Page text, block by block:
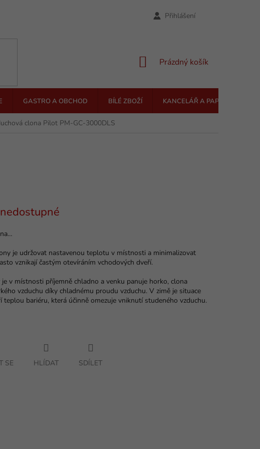
Přihlášení
NÁKUPNÍ
Prázdný košík
GASTRO A OBCHOD BÍLÉ ZBOŽÍ KANCELÁŘ A PAPÍRNICTVÍ
clona Pilot PM-GC-3000DLS
je udržovat nastavenou teplotu v místnosti a minimalizovat
vznikají častým otevíráním vchodových dveří.
v místnosti příjemně chladno a venku panuje horko, clona
vzduchu díky chladnému proudu vzduchu. V zimě je situace
teplou bariéru, která účinně omezuje vniknutí studeného vzduchu.
SE HLÍDAT SDÍLET